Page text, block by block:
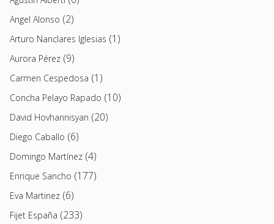
Angel Alonso (2)
Arturo Nanclares Iglesias (1)
Aurora Pérez (9)
Carmen Cespedosa (1)
Concha Pelayo Rapado (10)
David Hovhannisyan (20)
Diego Caballo (6)
Domingo Martínez (4)
Enrique Sancho (177)
Eva Martinez (6)
Fijet España (233)